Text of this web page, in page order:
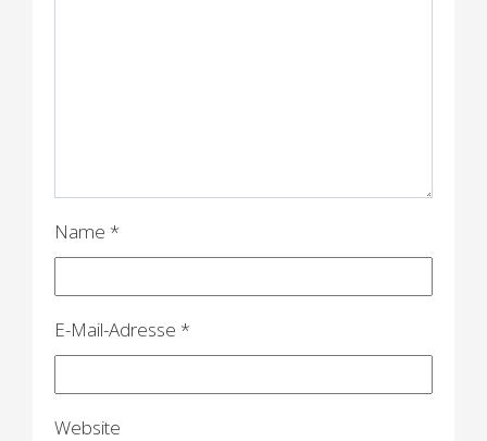
n
Name *
E-Mail-Adresse *
Website